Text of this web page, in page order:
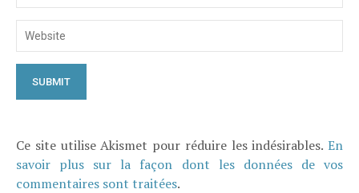
Ce site utilise Akismet pour réduire les indésirables. En
savoir plus sur la façon dont les données de vos
commentaires sont traitées.